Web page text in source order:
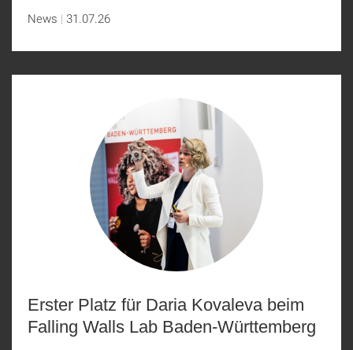
News 31.07.26
Erster Platz für Daria Kovaleva beim
Falling Walls Lab Baden-Württemberg